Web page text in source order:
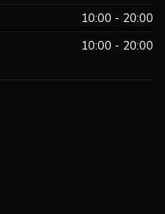
10:00 - 20:00
10:00 - 20:00